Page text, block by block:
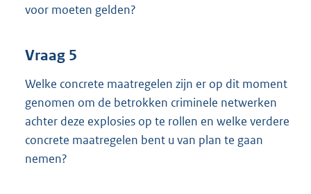
voor moeten gelden?
Vraag 5
Welke concrete maatregelen zijn er op dit moment
genomen om de betrokken criminele netwerken
achter deze explosies op te rollen en welke verdere
concrete maatregelen bent u van plan te gaan
nemen?